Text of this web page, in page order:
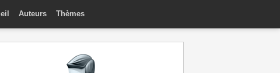
Auteurs Thèmes